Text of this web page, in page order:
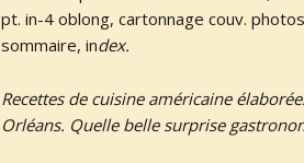
pt. in-4 oblong, cartonnage couv.
sommaire, index.
Recettes de cuisine américaine
Orléans. Quelle belle surprise